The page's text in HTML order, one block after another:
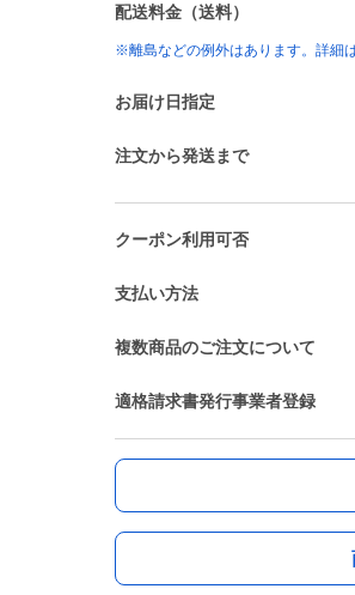
配送料金（送料）
※離島などの例外はあります。詳細
お届け日指定
注文から発送まで
クーポン利用可否
支払い方法
複数商品のご注文について
適格請求書発行事業者登録